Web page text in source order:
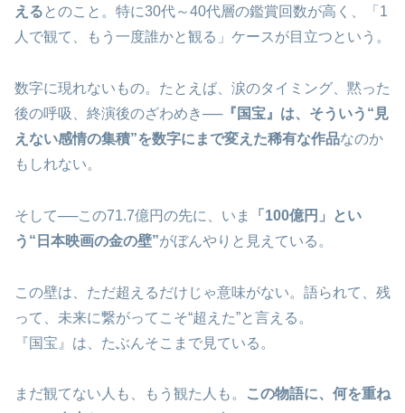
える とのこと。特に30代～40代層の鑑賞回数が高く、「1
人で観て、もう一度誰かと観る」ケースが目立つという。
数字に現れないもの。たとえば、涙のタイミング、黙った
後の呼吸、終演後のざわめき──『国宝』は、そういう“見
えない感情の集積”を数字にまで変えた稀有な作品なのか
もしれない。
そして──この71.7億円の先に、いま
「100億円」とい
う“日本映画の金の壁”がぼんやりと見えている。
この壁は、ただ超えるだけじゃ意味がない。語られて、残
って、未来に繋がってこそ“超えた”と言える。
『国宝』は、たぶんそこまで見ている。
まだ観てない人も、もう観た人も。
この物語に、何を重ね